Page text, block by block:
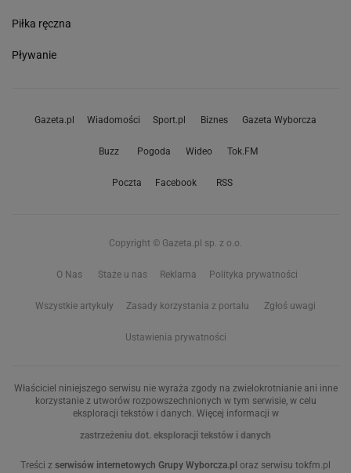
Piłka ręczna
Pływanie
Gazeta.pl Wiadomości Sport.pl Biznes Gazeta Wyborcza
Buzz Pogoda Wideo Tok.FM
Poczta Facebook RSS
Copyright © Gazeta.pl sp. z o.o.
O Nas Staże u nas Reklama Polityka prywatności
Wszystkie artykuły Zasady korzystania z portalu Zgłoś uwagi
Ustawienia prywatności
Właściciel niniejszego serwisu nie wyraża zgody na zwielokrotnianie ani inne
korzystanie z utworów rozpowszechnionych w tym serwisie, w celu
eksploracji tekstów i danych. Więcej informacji w
zastrzeżeniu dot. eksploracji tekstów i danych
Treści z serwisów internetowych Grupy Wyborcza.pl oraz serwisu tokfm.pl